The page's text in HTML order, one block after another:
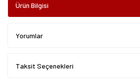
Ürün Bilgisi
Yorumlar
Taksit Seçenekleri